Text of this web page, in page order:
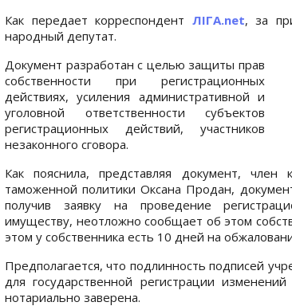
Как передает корреспондент ЛІГА.net, за
народный депутат.
Документ разработан с целью защиты прав
собственности при регистрационных
действиях, усиления административной и
уголовной ответственности субъектов
регистрационных действий, участников
незаконного сговора.
Как пояснила, представляя документ,
таможенной политики Оксана Продан,
получив заявку на проведение
имуществу, неотложно сообщает об этом
этом у собственника есть 10 дней на
Предполагается, что подлинность подписей
для государственной регистрации
нотариально заверена.